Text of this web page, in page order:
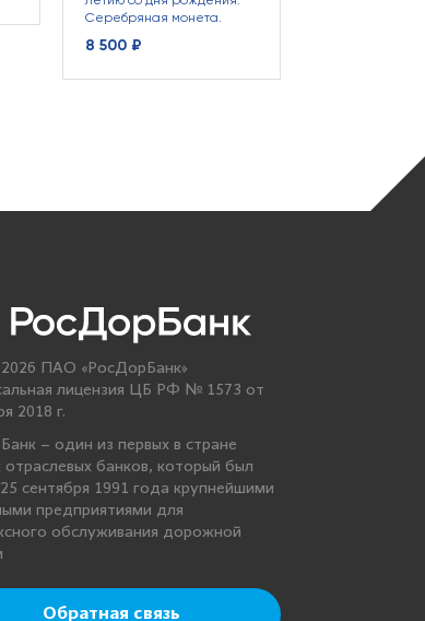
Серебряная монета.
8 500 ₽
ПАО «РосДорБанк»
лицензия ЦБ РФ № 1573 от
2018 г.
– один из первых в стране
отраслевых банков, который был
сентября 1991 года крупнейшими
предприятиями для
обслуживания дорожной
Обратная связь